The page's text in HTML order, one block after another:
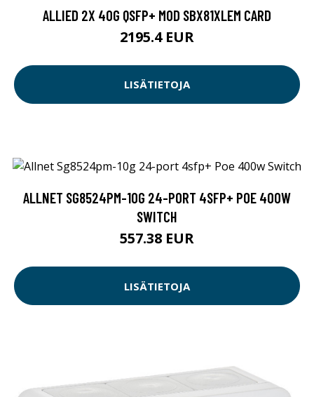
ALLIED 2X 40G QSFP+ MOD SBX81XLEM CARD
2195.4 EUR
LISÄTIETOJA
ALLNET SG8524PM-10G 24-PORT 4SFP+ POE 400W
SWITCH
557.38 EUR
LISÄTIETOJA